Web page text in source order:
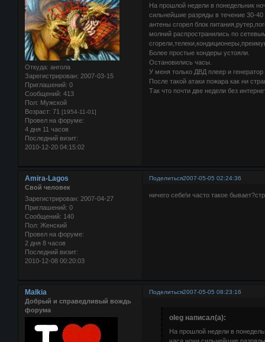
Откуда: ангола
Зарегистрирован: 2007-03-15
Приглашений: 0
Сообщений: 413
Пол: Мужской
Возраст: 71 [1954-11-01]
Провел на форуме:
4 дня 11 часов
Последний визит:
2010-12-20 04:15:02
На прошлой недели в понедельник
сильнейшие разряды в течение 30-
антены сгорел блок
молний распространились по
Более простые кондеры устояли.
Остановились часы.
У меня только ДВД плеер и
После такой атаки пожара как ни
Так что почти две недели без
Поделиться2007-05-05 02:24:36
Amira-Lagos
Свой человек
Зарегистрирован: 2007-04-27
Приглашений: 0
Сообщений: 140
Пол: Женский
Провел на форуме:
2 дня 8 часов
Последний визит:
2010-12-08 00:20:03
ничего себе!и часто такое
Поделиться2007-05-05 08:23:16
Malkia
Добрый и справедливый вождь
форума
oleg написал(а):
На прошлой недели в